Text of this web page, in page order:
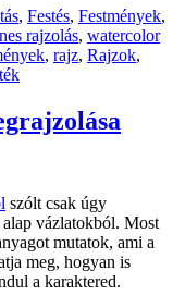
, Festés, Festmények,
rajzolás, watercolor
, rajz, Rajzok,
szólt csak úgy
vázlatokból. Most
mutatok, ami a
meg, hogyan is
a karaktered.